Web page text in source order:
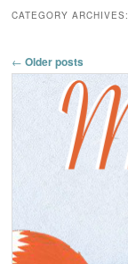
CATEGORY ARCHIVES:
Post navigation
← Older posts